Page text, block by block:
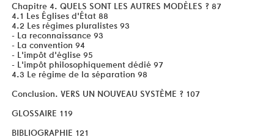
Chapitre 4. QUELS SONT LES AUTRES MODÈLES ? 87
4.1 Les Églises d'État 88
4.2 Les régimes pluralistes 93
- La reconnaissance 93
- La convention 94
- L'impôt d'église 95
- L'impôt philosophiquement dédié 97
4.3 Le régime de la séparation 98
Conclusion. VERS UN NOUVEAU SYSTÈME ? 107
GLOSSAIRE 119
BIBLIOGRAPHIE 121